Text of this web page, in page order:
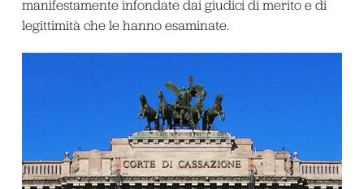
manifestamente infondate dai giudici di merito e di
legittimità che le hanno esaminate.